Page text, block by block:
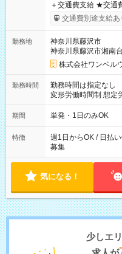
＋交通費支給 ★交通費全額支給！ ┗案件により規定あり ★日払
いOK！（規定あり
ンビニATMから 日払い分
交通費別途支給あ
勤務地
神奈川県藤沢市
神奈川県藤沢市湘南
株式会社ワンベル
勤務時間
勤務時間は指定なし
変形労働時間制 想定労働時間160
～21：00
期間 単発・1日のみOK
特徴
週1日からOK / 日払
募集
気になる！
少しエ